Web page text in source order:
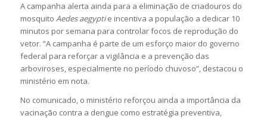
A campanha alerta ainda para a eliminação de criadouros do
mosquito Aedes aegyptie incentiva a população a dedicar 10
minutos por semana para controlar focos de reprodução do
vetor. “A campanha é parte de um esforço maior do governo
federal para reforçar a vigilância e a prevenção das
arboviroses, especialmente no período chuvoso”, destacou o
ministério em nota.
No comunicado, o ministério reforçou ainda a importância da
vacinação contra a dengue como estratégia preventiva,